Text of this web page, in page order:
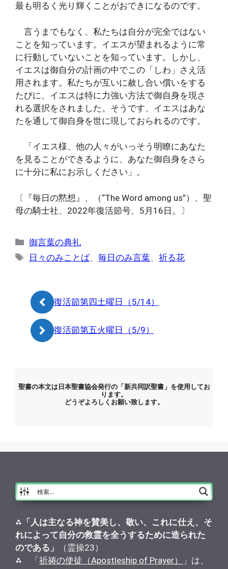
最も明るく光り輝くことがおできになるのです。
言うまでもなく、私たちは自分が完全ではない
ことを知っています。イエスが望まれるように常
に行動していないことを知っています。しかし、
イエスは御自分の計画の中でこの「しわ」さえ活
用されます。私たちが互いに赦し合い償いをする
たびに、イエスは特に力強い方法で御自身を現さ
れる選択をされました。そうです、イエスはあな
たを通して御自身を世に現しておられるのです。
「イエス様、他の人々がいっそう明瞭にあなた
を見ることができるように、あなた御自身をさら
に十分に私にお示しください」。
〔『毎日の黙想』、（“The Word among us”）、聖
母の騎士社、2022年復活節号、5月16日。〕
カ
テ
ー
御言葉の典礼
タ
日々のみことば、毎日のみ言葉、祈る花
復活節第四土曜日（5/14）
復活節第五火曜日（5/9）
聖書の本文は日本聖書協会発行の「新共同訳聖書」を使用してお
ります。
どうぞよろしくお願い致します。
⁂ 「人は主なる神を賛美し、敬い、これに仕え、そ
れによって自分の救霊を全うするために造られた
のである」
（霊操23）
⁂ 「祈祷の使徒（Apostleship of Prayer）
」は、